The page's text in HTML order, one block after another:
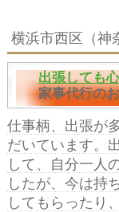
横浜市西区（神
出張しても
家事代行の
仕事柄、出張が
だいています。
して、自分一人
したが、今は持
してもらったり